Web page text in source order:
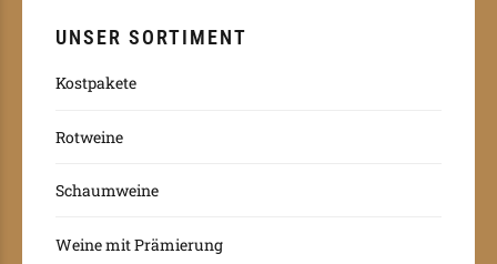
UNSER SORTIMENT
Kostpakete
Rotweine
Schaumweine
Weine mit Prämierung